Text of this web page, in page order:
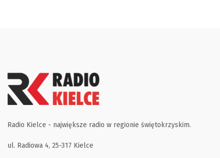
Radio Kielce - największe radio w regionie świętokrzyskim.
ul. Radiowa 4, 25-317 Kielce